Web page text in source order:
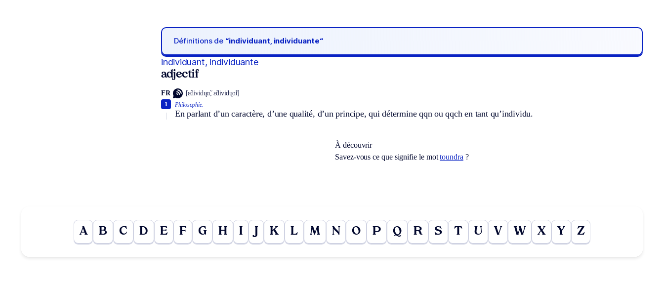
Définitions de “individuant, individuante“
individuant, individuante
adjectif
FR [ɛ̃dividɥɑ̃, ɛ̃dividɥɑ̃t]
Philosophie.
En parlant d’un caractère, d’une qualité, d’un principe, qui détermine qqn ou qqch en tant qu’individu.
1
À découvrir
Savez-vous ce que signifie le mottoundra ?
A B C D E F G H I K L M N O P Q R S T U V W X Y Z